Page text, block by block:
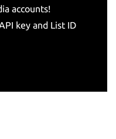
accounts!
key and List ID